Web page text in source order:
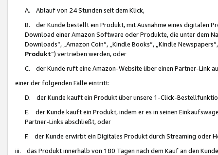
A. Ablauf von 24 Stunden seit dem Klick,
B. der Kunde bestellt ein Produkt, mit Ausnahme eines digitalen
Download einer Amazon Software oder Produkte, die unter dem
Downloads“, „Amazon Coin“, „Kindle Books“, „Kindle
Produkt“) vertrieben werden, oder
C. der Kunde ruft eine Amazon-Website über einen Partner-Link
einer der folgenden Fälle eintritt:
D. der Kunde kauft ein Produkt über unsere 1-Click-
E. der Kunde kauft ein Produkt, indem er es in seinen
Partner-Links abschließt, oder
F. der Kunde erwirbt ein Digitales Produkt durch Streaming oder
iii. das Produkt innerhalb von 180 Tagen nach dem Kauf an den